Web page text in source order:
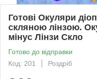
Готові Окуляри
скляною лінзою.
мінус Лінзи Скло
Готово до відправки
Код: 201
Роздріб